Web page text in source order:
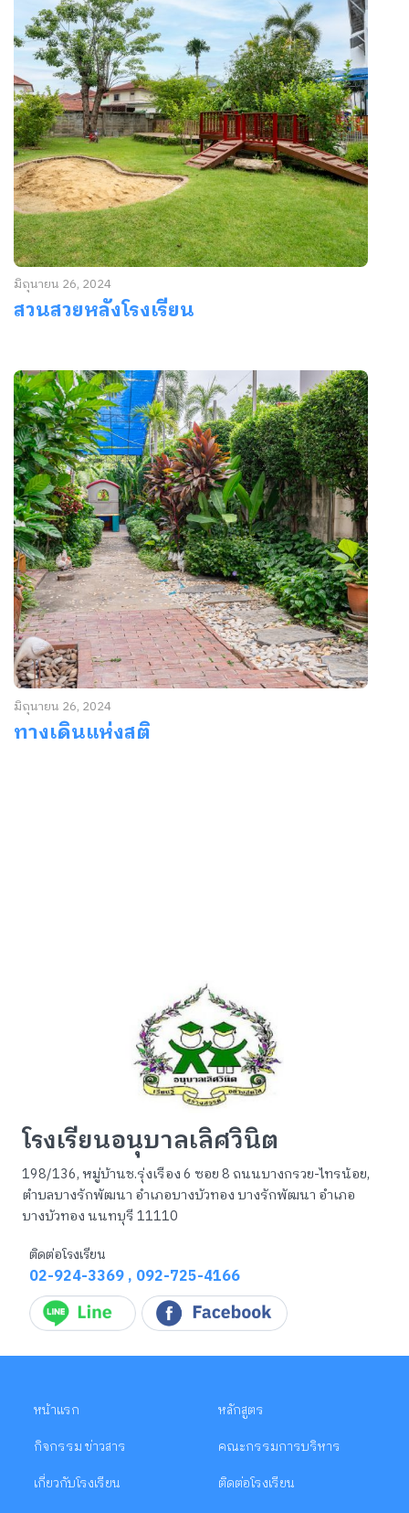
สวนสวยหลังโรงเรียน
มิถุนายน 26, 2024
ทางเดินแห่งสติ
มิถุนายน 26, 2024
โรงเรียนอนุบาลเลิศวินิต
198/136, หมู่บ้านช.รุ่งเรือง 6 ซอย 8 ถนนบางกรวย-ไทรน้อย,
ตำบลบางรักพัฒนา อำเภอบางบัวทอง บางรักพัฒนา อำเภอ
บางบัวทอง นนทบุรี 11110
ติดต่อโรงเรียน
02-924-3369, 092-725-4166
หน้าแรก
หลักสูตร
กิจกรรม ข่าวสาร
คณะกรรมการบริหาร
เกี่ยวกับโรงเรียน
ติดต่อโรงเรียน